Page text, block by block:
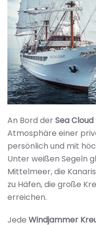
An Bord derSea
Atmosphäre einer
persönlich und mit
Unter weißen Segeln
Mittelmeer, die
zu Häfen, die große
erreichen.
Jede Windjammer